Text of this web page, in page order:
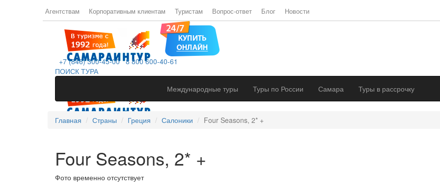
Агентствам Корпоративным клиентам Туристам Вопрос-ответ Блог Новости
+7 (846) 300-45-00 8 800 600-40-61
ПОИСК ТУРА
Международные туры
Туры по России Самара Туры в рассрочку
Главная Страны Греция Салоники Four Seasons, 2* +
Four Seasons, 2* +
Фото временно отсутствует